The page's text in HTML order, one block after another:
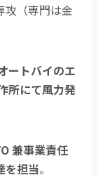
攻（専門は金
ートバイのエ
所にて風力発
兼事業責任
を担当。